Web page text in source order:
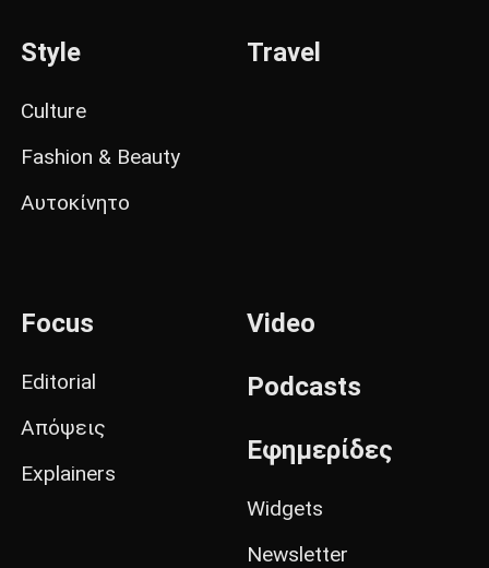
Style
Culture
Fashion & Beauty
Αυτοκίνητο
Travel
Focus
Editorial
Απόψεις
Explainers
Video
Podcasts
Εφημερίδες
Widgets
Newsletter